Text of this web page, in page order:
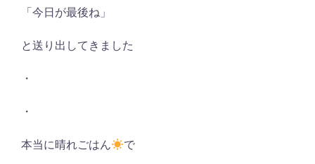
「今日が最後ね 」
と送り出してきました
・
・
本当に晴れごはん で